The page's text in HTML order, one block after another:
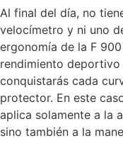
Al final del día, no
velocímetro y ni uno
ergonomía de la F
rendimiento
conquistarás cada
protector. En este
aplica solamente a la
sino también a la